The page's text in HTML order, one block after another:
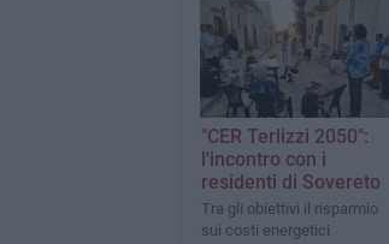
"CER Terlizzi 2050":
l'incontro con i
residenti di Sovereto
Tra gli obiettivi il risparmio
sui costi energetici